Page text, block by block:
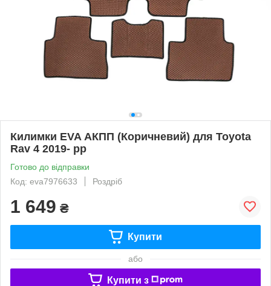
Килимки EVA АКПП (Коричневий) для Toyota
Rav 4 2019- рр
Готово до відправки
Код: eva7976633
Роздріб
1 649 ₴
Купити
або
Купити з